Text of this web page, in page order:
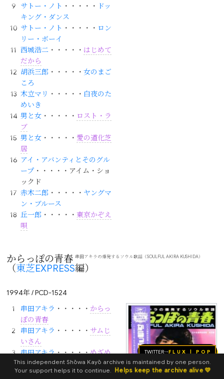
サトー・ノト ・・・・・ ドッ
キング・ダンス
サトー・ノト ・・・・・ ロン
リー・ボーイ
西城浩二 ・・・・・ はじめて
だから
胡浜三郎 ・・・・・女のまご
ころ
木立マリ ・・・・・ 白夜のた
めいき
男と女 ・・・・・ ロスト・ラ
ブ
男と女 ・・・・・ 愛の道化芝
居
アイ・アバンティとそのグル
ープ ・・・・・アイム・ショ
ックド
赤木二郎 ・・・・・ ヤングマ
ン・ブルース
丘一郎 ・・・・・ 東京かぞえ
唄
からっぽの青春 串田アキラの爆発するソウル歌謡（SOULFUL AKIRA KUSHIDA）
（東芝EXPRESS編）
1994年 / PCD-1524
串田アキラ ・・・・・ からっ
ぽの青春
串田アキラ ・・・・・ サムじ
いさん
串田アキラ・・・・・めざめ
串田アキラ・・・・・果てし
なき旅
Twitter→FLUX | pop
This independent Shōwa Kayō archive is maintained by one person.
Your support helps it to continue.
Helps keep the archive alive 💛